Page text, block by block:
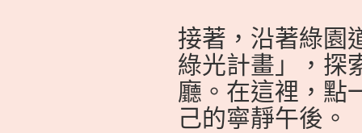
接著，沿著綠園
綠光計畫」，探
廳。在這裡，點
己的寧靜午後。